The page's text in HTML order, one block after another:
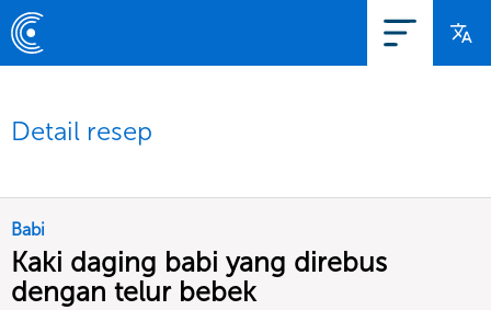
Detail resep
Babi
Kaki daging babi yang direbus
dengan telur bebek